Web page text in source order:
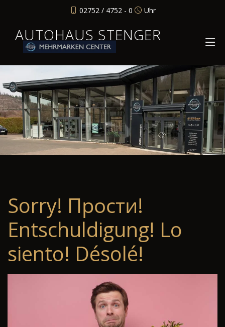
02752 / 4752 - 0 Uhr
AUTOHAUS STENGER
Sorry! Прости!
Entschuldigung! Lo
siento! Désolé!